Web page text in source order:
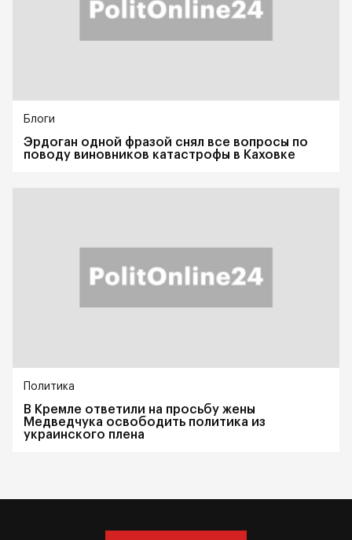
Блоги
Эрдоган одной фразой снял все вопросы по
поводу виновников катастрофы в Каховке
Политика
В Кремле ответили на просьбу жены
Медведчука освободить политика из
украинского плена